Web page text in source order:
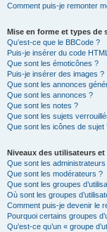
Comment puis-je remonter
Mise en forme et types de
Qu’est-ce que le BBCode ?
Puis-je insérer du code
Que sont les émoticônes ?
Puis-je insérer des images ?
Que sont les annonces
Que sont les annonces ?
Que sont les notes ?
Que sont les sujets
Que sont les icônes de sujet
Niveaux des utilisateurs
Que sont les administrateurs
Que sont les modérateurs ?
Que sont les groupes
Où sont les groupes
Comment puis-je devenir le
Pourquoi certains groupes
Qu’est-ce qu’un « groupe